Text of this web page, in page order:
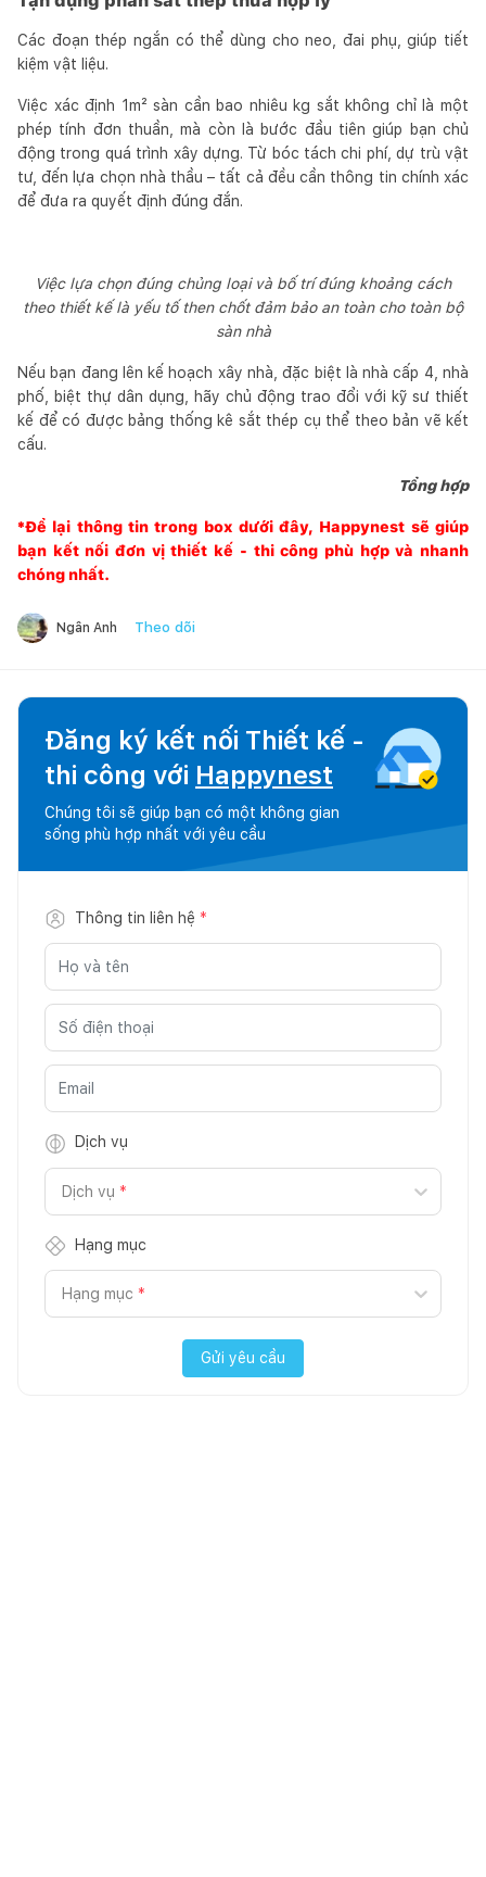
Các đoạn thép ngắn có thể dùng cho neo, đai phụ, giúp tiết
kiệm vật liệu.
Việc xác định 1m² sàn cần bao nhiêu kg sắt không chỉ là một
phép tính đơn thuần, mà còn là bước đầu tiên giúp bạn chủ
động trong quá trình xây dựng. Từ bóc tách chi phí, dự trù vật
tư, đến lựa chọn nhà thầu – tất cả đều cần thông tin chính xác
để đưa ra quyết định đúng đắn.
Việc lựa chọn đúng chủng loại và bố trí đúng khoảng cách
theo thiết kế là yếu tố then chốt đảm bảo an toàn cho toàn bộ
sàn nhà
Nếu bạn đang lên kế hoạch xây nhà, đặc biệt là nhà cấp 4, nhà
phố, biệt thự dân dụng, hãy chủ động trao đổi với kỹ sư thiết
kế để có được bảng thống kê sắt thép cụ thể theo bản vẽ kết
cấu.
Tổng hợp
*Để lại thông tin trong box dưới đây, Happynest sẽ giúp
bạn kết nối đơn vị thiết kế - thi công phù hợp và nhanh
chóng nhất.
Ngân Anh Theo dõi
Đăng ký kết nối Thiết kế -
thi công với Happynest
Chúng tôi sẽ giúp bạn có một không gian
sống phù hợp nhất với yêu cầu
Thông tin liên hệ *
Dịch vụ
Dịch vụ *
Hạng mục
Hạng mục *
Gửi yêu cầu